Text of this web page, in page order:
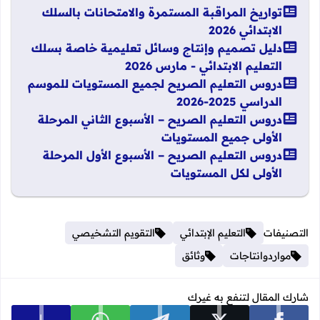
تواريخ المراقبة المستمرة والامتحانات بالسلك
الابتدائي 2026
دليل تصميم وإنتاج وسائل تعليمية خاصة بسلك
التعليم الابتدائي - مارس 2026
دروس التعليم الصريح لجميع المستويات للموسم
الدراسي 2025-2026
دروس التعليم الصريح – الأسبوع الثاني المرحلة
الأولى جميع المستويات
دروس التعليم الصريح – الأسبوع الأول المرحلة
الأولى لكل المستويات
التصنيفات التعليم الإبتدائي
التقويم التشخيصي
مواردوانتاجات
وثائق
شارك المقال لتنفع به غيرك